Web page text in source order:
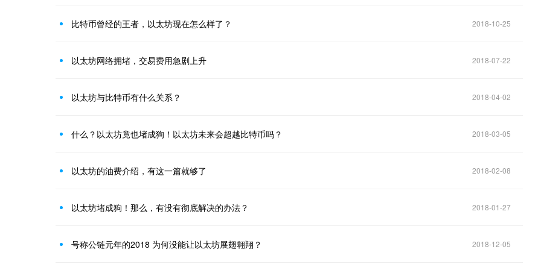
比特币曾经的王者，以太坊现在怎么样了？ 2018-10-25
以太坊网络拥堵，交易费用急剧上升 2018-07-22
以太坊与比特币有什么关系？ 2018-04-02
什么？以太坊竟也堵成狗！以太坊未来会超越比特币吗？ 2018-03-05
以太坊的油费介绍，有这一篇就够了 2018-02-08
以太坊堵成狗！那么，有没有彻底解决的办法？ 2018-01-27
号称公链元年的2018 为何没能让以太坊展翅翱翔？ 2018-12-05